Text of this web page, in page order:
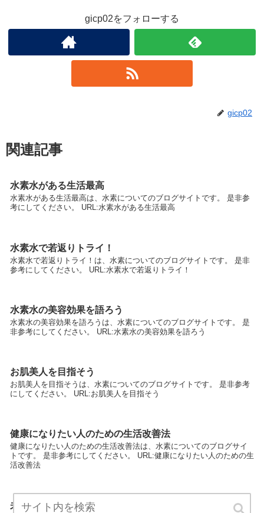
gicp02をフォローする
gicp02
関連記事
水素水がある生活最高
水素水がある生活最高は、水素についてのブログサイトです。 是非参
考にしてください。 URL:水素水がある生活最高
水素水で若返りトライ！
水素水で若返りトライ！は、水素についてのブログサイトです。 是非
参考にしてください。 URL:水素水で若返りトライ！
水素水の美容効果を語ろう
水素水の美容効果を語ろうは、水素についてのブログサイトです。 是
非参考にしてください。 URL:水素水の美容効果を語ろう
お肌美人を目指そう
お肌美人を目指そうは、水素についてのブログサイトです。 是非参考
にしてください。 URL:お肌美人を目指そう
健康になりたい人のための生活改善法
健康になりたい人のための生活改善法は、水素についてのブログサイ
トです。 是非参考にしてください。 URL:健康になりたい人のための生
活改善法
未来のカラダを作る水素水